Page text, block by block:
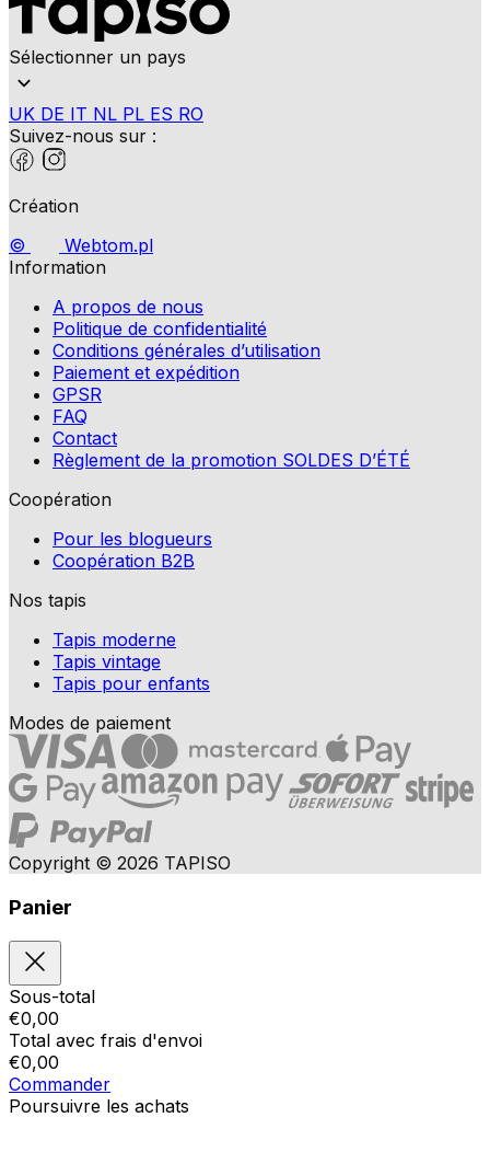
Sélectionner un pays
UK DE IT NL PL ES RO
Suivez-nous sur :
Création
©
Webtom.pl
Information
A propos de nous
Politique de confidentialité
Conditions générales d’utilisation
Paiement et expédition
GPSR
FAQ
Contact
Règlement de la promotion SOLDES D’ÉTÉ
Coopération
Pour les blogueurs
Coopération B2B
Nos tapis
Tapis moderne
Tapis vintage
Tapis pour enfants
Modes de paiement
Copyright © 2026 TAPISO
Panier
Sous-total
€0,00
Total avec frais d'envoi
€0,00
Commander
Poursuivre les achats